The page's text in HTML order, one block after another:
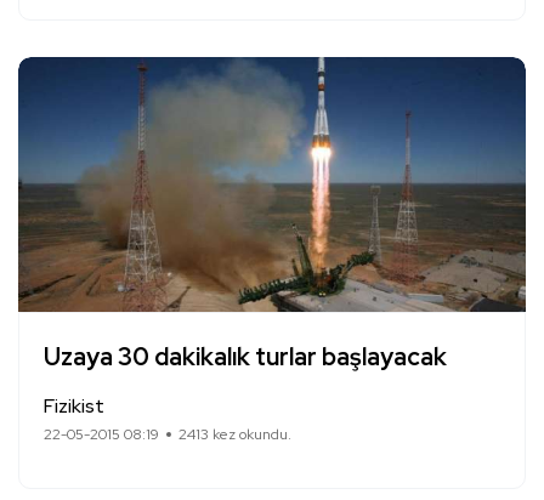
Uzaya 30 dakikalık turlar başlayacak
Fizikist
22-05-2015 08:19 2413 kez okundu.